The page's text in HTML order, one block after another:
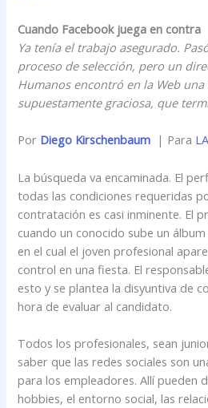
Cuando Facebook juega en contra
Ya tenía el trabajo asegurado.
proceso de selección, pero un
Humanos encontró en la Web
supuestamente graciosa, que
Por Diego Kirschenbaum | Para
La búsqueda va encaminada. El
todas las condiciones requeridas
contratación es casi inminente. El
cuando un conocido sube un
en el cual el joven profesional
control en una fiesta. El
esto y se plantea la disyuntiva de
hora de evaluar al candidato.
Todos los profesionales, sean
saber que las redes sociales son
para los empleadores. Allí pueden
hobbies, el entorno social, las